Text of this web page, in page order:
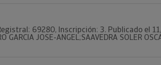
69280, Inscripción: 3. Publicado el
GARCIA JOSE-ANGEL;SAAVEDRA SOLER